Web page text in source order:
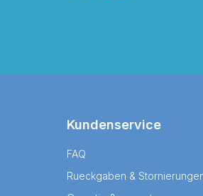
Kundenservice
FAQ
Rueckgaben &